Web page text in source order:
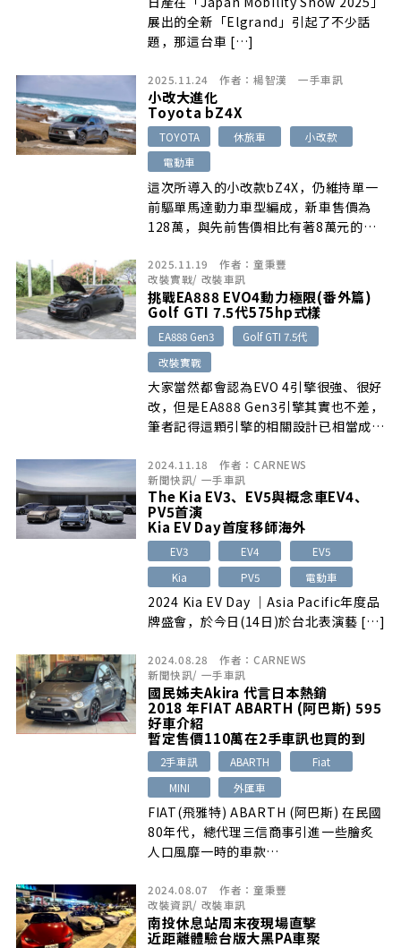
展出的全新「Elgrand」引起了不少話
題，那這台車 […]
2025.11.24 作者： 楊智漢 一手車訊
小改大進化
Toyota bZ4X
TOYOTA 休旅車
小改款
電動車
這次所導入的小改款bZ4X，仍維持單一
前驅單馬達動力車型編成，新車售價為
128萬，與先前售價相比有著8萬元的調
款bZ4X，除了擁有煥然一新的車頭樣貌
以及內裝設計之外，在配備上也向上升
級，但最大的變革就是換上更大容量的
74.7kWh電池組，不僅讓動力更加提升
之外，也讓純電最大續航里程從原有
626km一舉增加至743km(NEDC)
2025.11.19 作者： 童秉豐
改裝實戰/ 改裝車訊
挑戰EA888 EVO4動力極限(番外篇)
Golf GTI 7.5代575hp式樣
EA888 Gen3
Golf GTI 7.5代
改裝實戰
大家當然都會認為EVO 4引擎很強、很好
改，但是EA888 Gen3引擎其實也不差，
筆者記得這顆引擎的相關設計已相當成
題外，也導入許多新的引擎科技。
2024.11.18 作者： CARNEWS
新聞快訊/ 一手車訊
The Kia EV3、EV5與概念車EV4、
PV5首演
Kia EV Day首度移師海外
EV3 EV4
EV5
Kia
PV5 電動車
2024 Kia EV Day ｜Asia Pacific年度品
牌盛會，於今日(14日)於台北表演藝 […]
2024.08.28 作者： CARNEWS
新聞快訊/ 一手車訊
國民姊夫Akira 代言日本熱銷
2018 年FIAT ABARTH (阿巴斯) 595
好車介紹
暫定售價110萬在2手車訊也買的到
2手車訊 ABARTH
Fiat
MINI
外匯車
FIAT(飛雅特) ABARTH (阿巴斯) 在民國
80年代，總代理三信商事引進一些膾炙
人口風靡一時的車款…
2024.08.07 作者： 童秉豐
改裝資訊/ 改裝車訊
南投休息站周末夜現場直擊
近距離體驗台版大黑PA車聚